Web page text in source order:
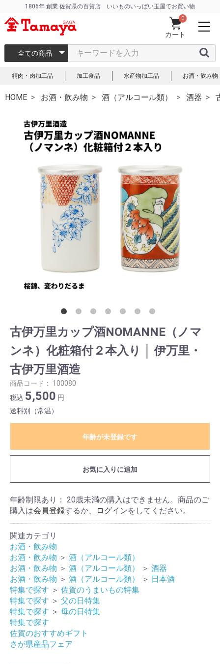
1806年 創業 佐賀県の百貨店 いいものいっぱい玉屋でお買い物
カート
0
全ての商品
精肉・肉加工品 加工食品 水産物加工品 お酒・飲み物
HOME お酒・飲み物 酒（アルコール類） 酒器
古伊万里カップ酒NOMANNE（ノマ
ンネ）化粧箱付２本入り │ 伊万里・
古伊万里酒造
商品コード： 100080
税込 5,500 円
送料別（常温）
年齢が未登録です
お気に入りに追加
年齢制限あり： 20歳未満の購入はできません。商品のご
購入は会員登録するか、 ログインをしてください。
関連カテゴリ
お酒・飲み物
お酒・飲み物 ＞ 酒（アルコール類）
お酒・飲み物 ＞ 酒（アルコール類） ＞ 酒器
お酒・飲み物 ＞ 酒（アルコール類） ＞ 日本酒
特集で探す ＞ 佐賀のうまいもの特集
特集で探す ＞ 父の日特集
特集で探す ＞ 母の日特集
特集で探す
佐賀のおすすめギフト
さが県産品フェア